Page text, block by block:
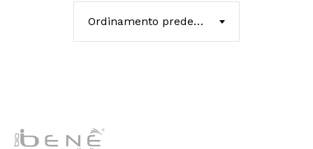
Ordinamento predefinito